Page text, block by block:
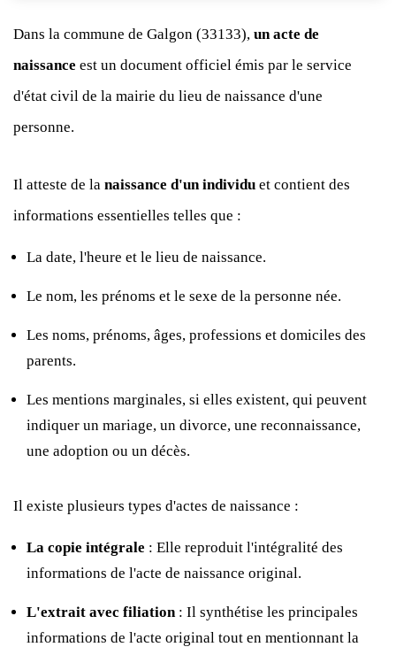
Dans la commune de Galgon (33133), un acte de
naissance est un document officiel émis par le service
d'état civil de la mairie du lieu de naissance d'une
personne.
Il atteste de la naissance d'un individu et contient des
informations essentielles telles que :
La date, l'heure et le lieu de naissance.
Le nom, les prénoms et le sexe de la personne née.
Les noms, prénoms, âges, professions et domiciles des
parents.
Les mentions marginales, si elles existent, qui peuvent
indiquer un mariage, un divorce, une reconnaissance,
une adoption ou un décès.
Il existe plusieurs types d'actes de naissance :
La copie intégrale : Elle reproduit l'intégralité des
informations de l'acte de naissance original.
L'extrait avec filiation: Il synthétise les principales
informations de l'acte original tout en mentionnant la